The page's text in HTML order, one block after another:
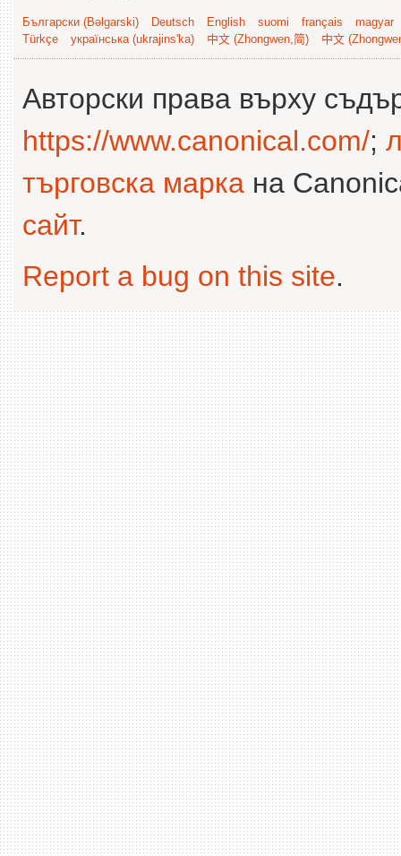
Български (Bəlgarski) Deutsch English suomi français
magyar
Türkçe
українська (ukrajins'ka) 中文 (Zhongwen,简) 中文
Авторски права върху
https://www.canonical.com/;
търговска марка на
сайт.
Report a bug on this site.